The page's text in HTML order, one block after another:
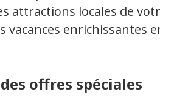
attractions locales de votre
vacances enrichissantes en
offres spéciales